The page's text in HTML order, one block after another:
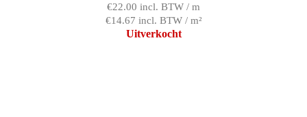
€22.00 incl. BTW / m
€14.67 incl. BTW / m²
Uitverkocht